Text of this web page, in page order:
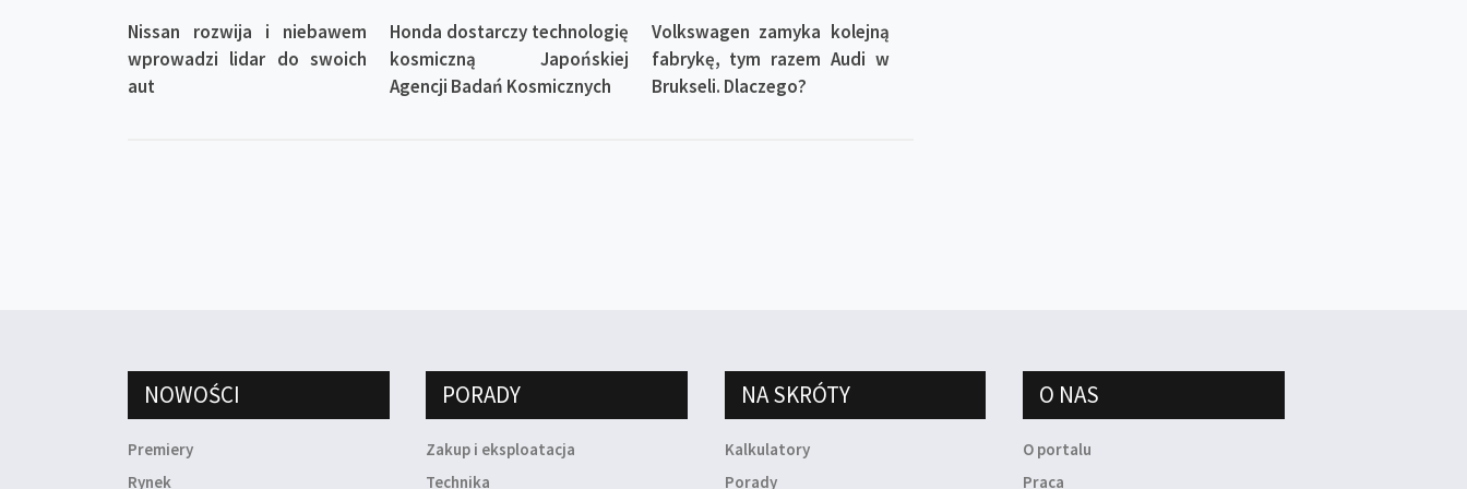
Nissan rozwija i niebawem
wprowadzi lidar do swoich
aut
Honda dostarczy technologię
kosmiczną Japońskiej
Agencji Badań Kosmicznych
Volkswagen zamyka kolejną
fabrykę, tym razem Audi w
Brukseli. Dlaczego?
NOWOŚCI
Premiery
Rynek
PORADY
Zakup i eksploatacja
Technika
NA SKRÓTY
Kalkulatory
Porady
O NAS
O portalu
Praca